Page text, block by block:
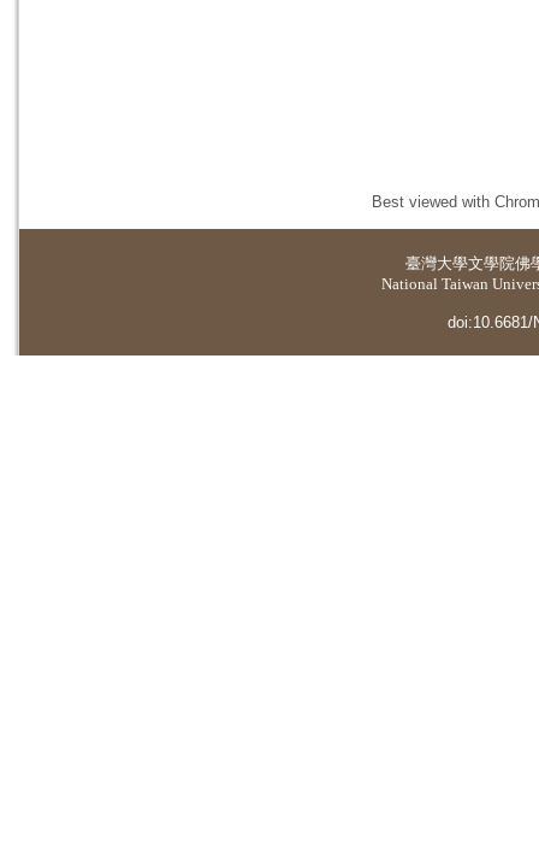
Best viewed with
臺灣大學文學院佛
National Taiwan
doi:10.6681/